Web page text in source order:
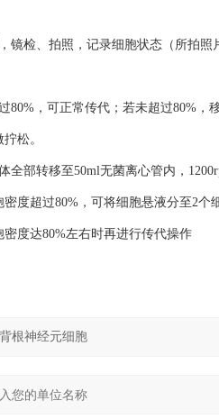
镜检、拍照，记录细胞状态（所拍
80%，可正常传代；若未超过80%
松。
全部转移至50ml无菌离心管内，
度超过80%，可将细胞悬液分至2
度达80%左右时再进行传代操作